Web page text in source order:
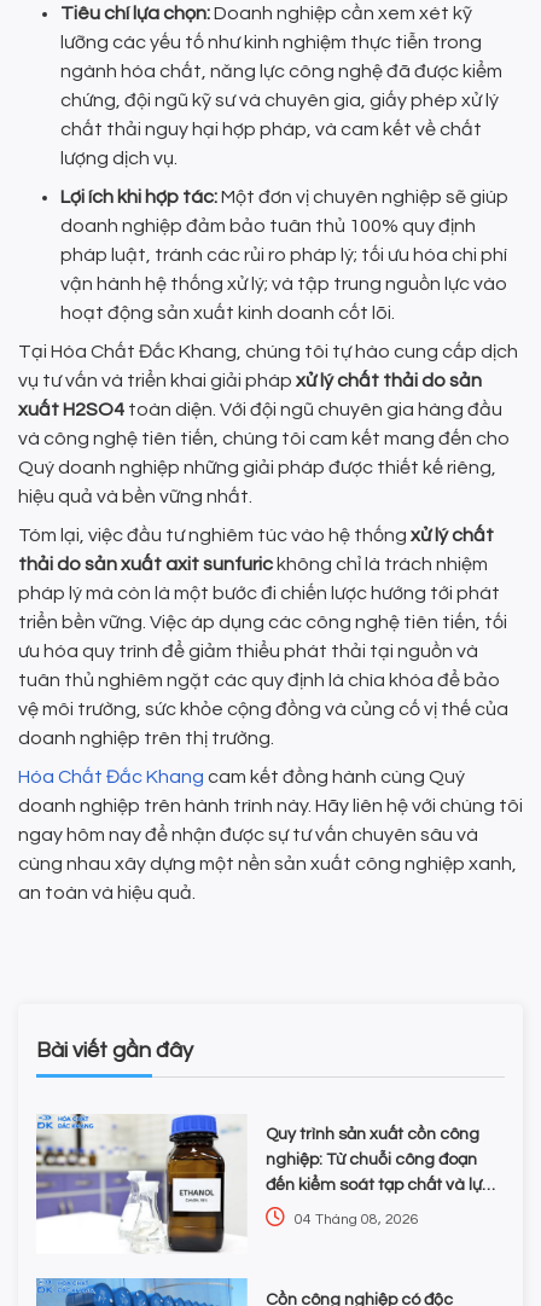
Tiêu chí lựa chọn:Doanh nghiệp cần xem xét kỹ
lưỡng các yếu tố như kinh nghiệm thực tiễn trong
ngành hóa chất, năng lực công nghệ đã được kiểm
chứng, đội ngũ kỹ sư và chuyên gia, giấy phép xử lý
chất thải nguy hại hợp pháp, và cam kết về chất
lượng dịch vụ.
Lợi ích khi hợp tác:Một đơn vị chuyên nghiệp sẽ giúp
doanh nghiệp đảm bảo tuân thủ 100% quy định
pháp luật, tránh các rủi ro pháp lý; tối ưu hóa chi phí
vận hành hệ thống xử lý; và tập trung nguồn lực vào
hoạt động sản xuất kinh doanh cốt lõi.
Tại Hóa Chất Đắc Khang, chúng tôi tự hào cung cấp dịch
vụ tư vấn và triển khai giải pháp xử lý chất thải do sản
xuất H2SO4 toàn diện. Với đội ngũ chuyên gia hàng đầu
và công nghệ tiên tiến, chúng tôi cam kết mang đến cho
Quý doanh nghiệp những giải pháp được thiết kế riêng,
hiệu quả và bền vững nhất.
Tóm lại, việc đầu tư nghiêm túc vào hệ thống xử lý chất
thải do sản xuất axit sunfuric không chỉ là trách nhiệm
pháp lý mà còn là một bước đi chiến lược hướng tới phát
triển bền vững. Việc áp dụng các công nghệ tiên tiến, tối
ưu hóa quy trình để giảm thiểu phát thải tại nguồn và
tuân thủ nghiêm ngặt các quy định là chìa khóa để bảo
vệ môi trường, sức khỏe cộng đồng và củng cố vị thế của
doanh nghiệp trên thị trường.
Hóa Chất Đắc Khang cam kết đồng hành cùng Quý
doanh nghiệp trên hành trình này. Hãy liên hệ với chúng tôi
ngay hôm nay để nhận được sự tư vấn chuyên sâu và
cùng nhau xây dựng một nền sản xuất công nghiệp xanh,
an toàn và hiệu quả.
Bài viết gần đây
Quy trình sản xuất cồn công
nghiệp: Từ chuỗi công đoạn
đến kiểm soát tạp chất và lựa
chọn hóa chất
04 Tháng 08, 2026
Cồn công nghiệp có độc